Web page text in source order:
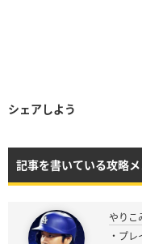
シェアしよう
記事を書いている攻略
やりこ
・プ